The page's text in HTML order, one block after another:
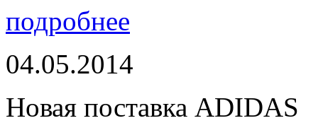
подробнее
04.05.2014
Новая поставка ADIDAS